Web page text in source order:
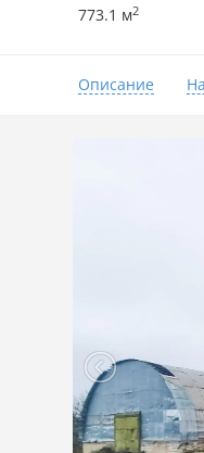
773.1 м2
Описание